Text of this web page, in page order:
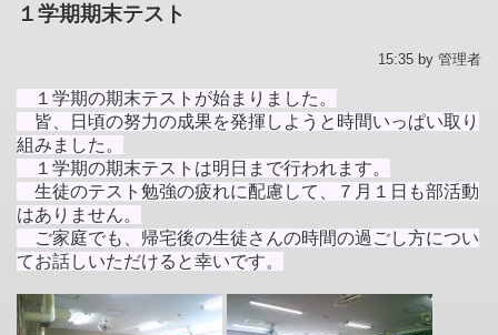
１学期期末テスト
15:35 by 管理者
１学期の期末テストが始まりました。
皆、日頃の努力の成果を発揮しようと時間いっぱい取り
組みました。
１学期の期末テストは明日まで行われます。
生徒のテスト勉強の疲れに配慮して、７月１日も部活動
はありません。
ご家庭でも、帰宅後の生徒さんの時間の過ごし方につい
てお話しいただけると幸いです。